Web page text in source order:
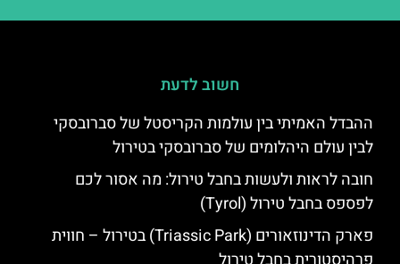
חשוב לדעת
ההבדל האמיתי בין עולמות הקריסטל של סברובסקי
לבין עולם היהלומים של סברובסקי בטירול
חובה לראות ולעשות בחבל טירול: מה אסור לכם
לפספס בחבל טירול (Tyrol)
פארק הדינוזאורים (Triassic Park) בטירול – חווית